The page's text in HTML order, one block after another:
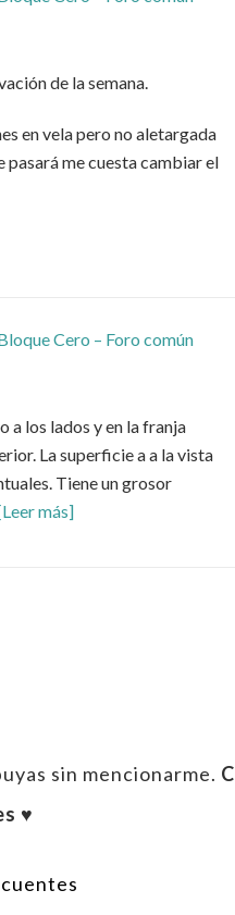
de la semana.
en vela pero no aletargada
pasará me cuesta cambiar el
Cero – Foro común
a los lados y en la franja
La superficie a a la vista
Tiene un grosor
más]
sin mencionarme.
♥︎